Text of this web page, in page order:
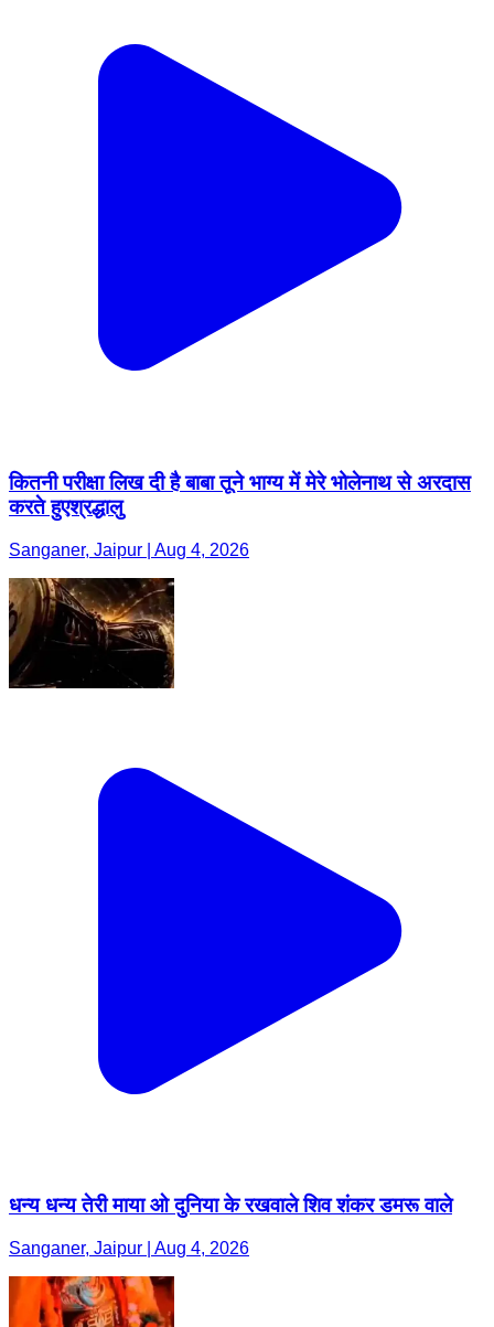
कितनी परीक्षा लिख दी है बाबा तूने भाग्य में मेरे भोलेनाथ से अरदास
करते हुएश्रद्धालु
Sanganer, Jaipur | Aug 4, 2026
धन्य धन्य तेरी माया ओ दुनिया के रखवाले शिव शंकर डमरू वाले
Sanganer, Jaipur | Aug 4, 2026